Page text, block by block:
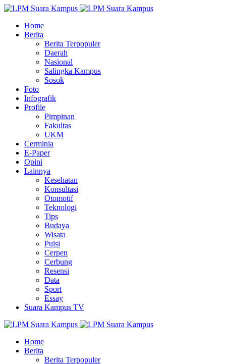
Home
Berita
Berita Terpopuler
Daerah
Nasional
Salingka Kampus
Sosok
Foto
Infografik
Profile
Pimpinan
Fakultas
UKM
Cerminia
E-Paper
Opini
Lainnya
Kesehatan
Konsultasi
Otomotif
Teknologi
Tips
Budaya
Wisata
Puisi
Cerpen
Cerbung
Resensi
Data
Sport
Essay
Suara Kampus TV
Home
Berita
Berita Terpopuler